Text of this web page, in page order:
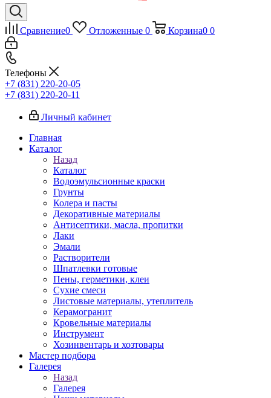
Сравнение0 Отложенные 0 Корзина0 0
Телефоны
+7 (831) 220-20-05
+7 (831) 220-20-11
Личный кабинет
Главная
Каталог
Назад
Каталог
Водоэмульсионные краски
Грунты
Колера и пасты
Декоративные материалы
Антисептики, масла, пропитки
Лаки
Эмали
Растворители
Шпатлевки готовые
Пены, герметики, клеи
Сухие смеси
Листовые материалы, утеплитель
Керамогранит
Кровельные материалы
Инструмент
Хозинвентарь и хозтовары
Мастер подбора
Галерея
Назад
Галерея